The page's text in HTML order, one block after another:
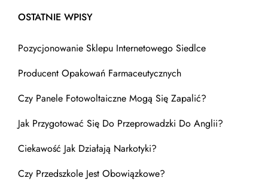
OSTATNIE WPISY
Pozycjonowanie Sklepu Internetowego Siedlce
Producent Opakowań Farmaceutycznych
Czy Panele Fotowoltaiczne Mogą Się Zapalić?
Jak Przygotować Się Do Przeprowadzki Do Anglii?
Ciekawość Jak Działają Narkotyki?
Czy Przedszkole Jest Obowiązkowe?